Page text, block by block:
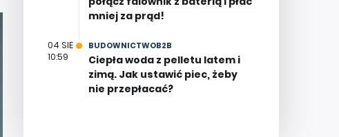
mniej za prąd!
04 SIE
10:59
BUDOWNICTWOB2B
Ciepła woda z pelletu latem i
zimą. Jak ustawić piec, żeby
nie przepłacać?